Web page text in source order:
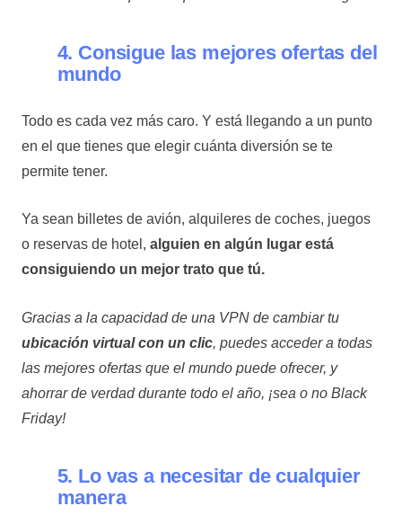
4. Consigue las mejores ofertas del
mundo
Todo es cada vez más caro. Y está llegando a un punto
en el que tienes que elegir cuánta diversión se te
permite tener.
Ya sean billetes de avión, alquileres de coches, juegos
o reservas de hotel, alguien en algún lugar está
consiguiendo un mejor trato que tú.
Gracias a la capacidad de una VPN de cambiar tu
ubicación virtual con un clic, puedes acceder a todas
las mejores ofertas que el mundo puede ofrecer, y
ahorrar de verdad durante todo el año, ¡sea o no Black
Friday!
5. Lo vas a necesitar de cualquier
manera